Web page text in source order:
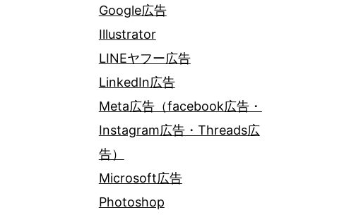
Google広告
Illustrator
LINEヤフー広告
LinkedIn広告
Meta広告（facebook広告・
Instagram広告・Threads広
告）
Microsoft広告
Photoshop